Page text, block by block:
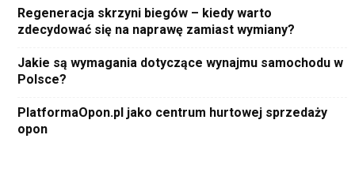
Regeneracja skrzyni biegów – kiedy warto
zdecydować się na naprawę zamiast wymiany?
Jakie są wymagania dotyczące wynajmu samochodu w
Polsce?
PlatformaOpon.pl jako centrum hurtowej sprzedaży
opon